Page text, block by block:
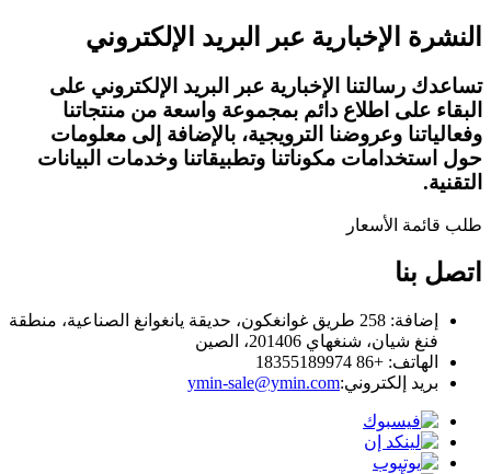
النشرة الإخبارية عبر البريد الإلكتروني
تساعدك رسالتنا الإخبارية عبر البريد الإلكتروني على
البقاء على اطلاع دائم بمجموعة واسعة من منتجاتنا
وفعالياتنا وعروضنا الترويجية، بالإضافة إلى معلومات
حول استخدامات مكوناتنا وتطبيقاتنا وخدمات البيانات
التقنية.
طلب قائمة الأسعار
اتصل بنا
إضافة: 258 طريق غوانغكون، حديقة يانغوانغ الصناعية، منطقة
فنغ شيان، شنغهاي 201406، الصين
الهاتف: +86 18355189974
بريد إلكتروني:ymin-sale@ymin.com